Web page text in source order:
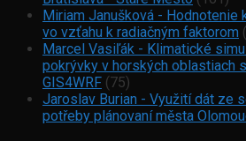
Miriam Janušková - Hodnotenie
vo vzťahu k radiačným faktorom
Marcel Vasiľák - Klimatické
pokrývky v horských oblastiach
GIS4WRF (75)
Jaroslav Burian - Využití dát ze
potřeby plánovaní města